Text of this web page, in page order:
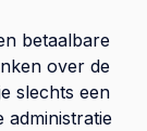
betaalbare
over de
slechts een